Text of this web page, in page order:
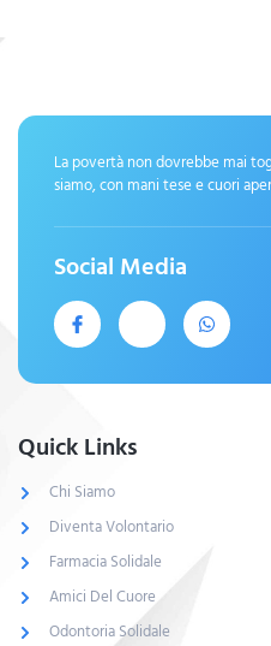
La povertà non dovrebbe mai
siamo, con mani tese e cuori
Social Media
Quick Links
Chi Siamo
Diventa Volontario
Farmacia Solidale
Amici Del Cuore
Odontoria Solidale